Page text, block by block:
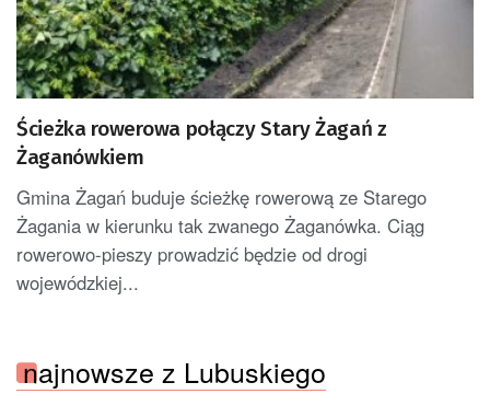
Ścieżka rowerowa połączy Stary Żagań z
Żaganówkiem
Gmina Żagań buduje ścieżkę rowerową ze Starego
Żagania w kierunku tak zwanego Żaganówka. Ciąg
rowerowo-pieszy prowadzić będzie od drogi
wojewódzkiej...
najnowsze z Lubuskiego